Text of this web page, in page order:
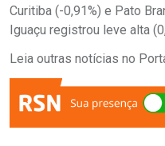
Curitiba (-0,91%) e Pato
Iguaçu registrou leve alta
Leia outras notícias no